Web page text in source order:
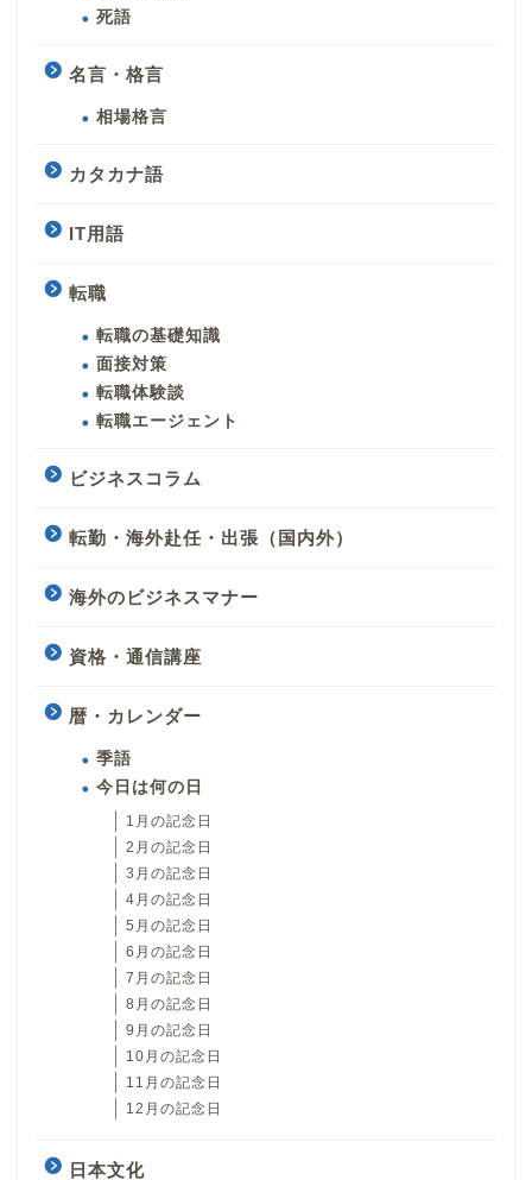
死語
名言・格言
相場格言
カタカナ語
IT用語
転職
転職の基礎知識
面接対策
転職体験談
転職エージェント
ビジネスコラム
転勤・海外赴任・出張（国内外）
海外のビジネスマナー
資格・通信講座
暦・カレンダー
季語
今日は何の日
1月の記念日
2月の記念日
3月の記念日
4月の記念日
5月の記念日
6月の記念日
7月の記念日
8月の記念日
9月の記念日
10月の記念日
11月の記念日
12月の記念日
日本文化